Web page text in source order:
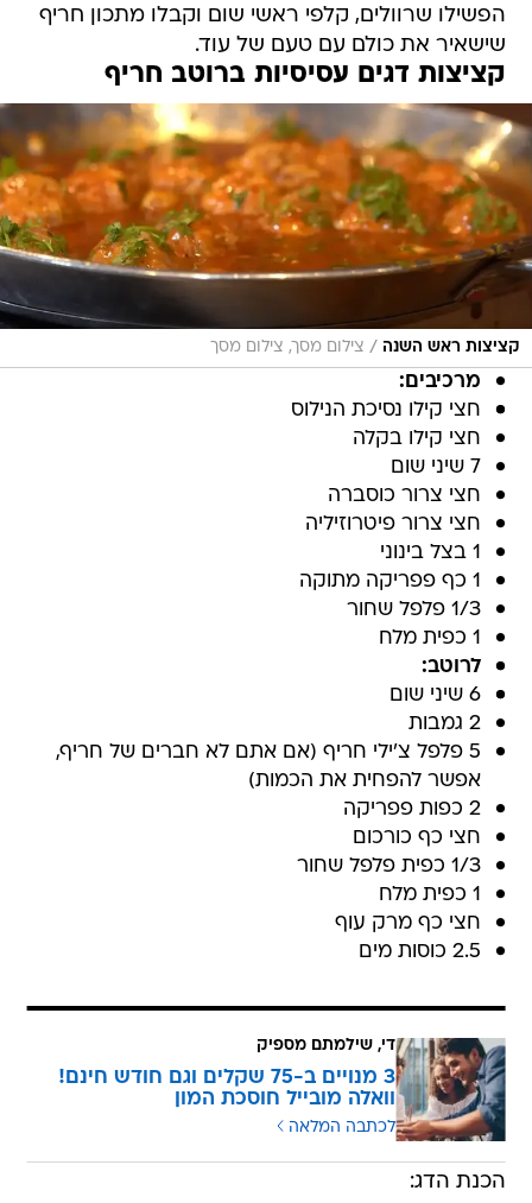
הפשילו שרוולים, קלפי ראשי שום וקבלו מתכון חריף
שישאיר את כולם עם טעם של עוד.
קציצות דגים עסיסיות ברוטב חריף
קציצות ראש השנה / צילום מסך, צילום מסך
מרכיבים:
חצי קילו נסיכת הנילוס
חצי קילו בקלה
7 שיני שום
חצי צרור כוסברה
חצי צרור פיטרוזיליה
1 בצל בינוני
1 כף פפריקה מתוקה
1/3 פלפל שחור
1 כפית מלח
לרוטב:
6 שיני שום
2 גמבות
5 פלפל צ'ילי חריף (אם אתם לא חברים של חריף,
אפשר להפחית את הכמות)
2 כפות פפריקה
חצי כף כורכום
1/3 כפית פלפל שחור
1 כפית מלח
חצי כף מרק עוף
2.5 כוסות מים
די, שילמתם מספיק
3 מנויים ב-75 שקלים וגם חודש חינם!
וואלה מובייל חוסכת המון
לכתבה המלאה
הכנת הדג: